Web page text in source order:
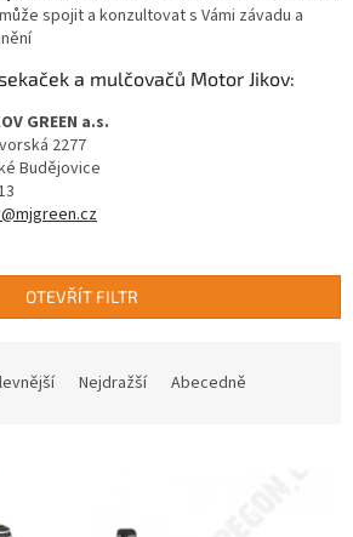
spojit a konzultovat s Vámi závadu a
a mulčovačů Motor Jikov:
GREEN a.s.
2277
Budějovice
OTEVŘÍT FILTR
Nejdražší Abecedně